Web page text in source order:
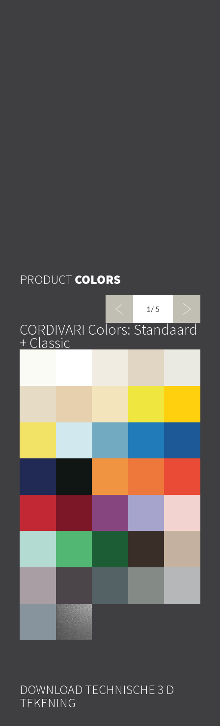
PRODUCT COLORS
1/ 5
CORDIVARI Colors: Standaard
+ Classic
DOWNLOAD TECHNISCHE 3 D
TEKENING